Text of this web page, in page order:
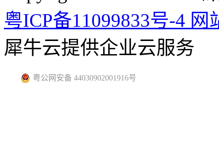
粤ICP备11099833号-4 网
犀牛云提供企业云服务
粤公网安备 44030902001916号